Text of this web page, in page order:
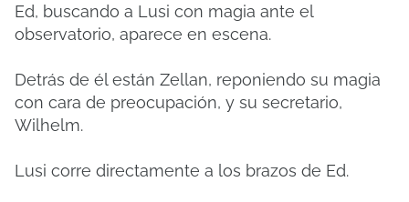
Ed, buscando a Lusi con magia ante el
observatorio, aparece en escena.
Detrás de él están Zellan, reponiendo su magia
con cara de preocupación, y su secretario,
Wilhelm.
Lusi corre directamente a los brazos de Ed.